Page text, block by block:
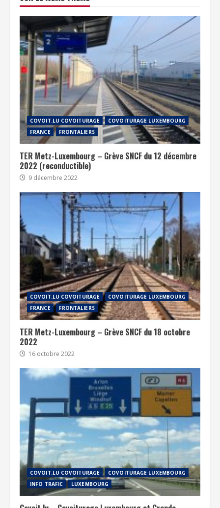
COVOIT.LU COVOITURAGE
COVOITURAGE LUXEMBOURG
FRANCE
FRONTALIERS
TER Metz-Luxembourg – Grève SNCF du 12 décembre
2022 (reconductible)
9 décembre 2022
COVOIT.LU COVOITURAGE
COVOITURAGE LUXEMBOURG
FRANCE
FRONTALIERS
TER Metz-Luxembourg – Grève SNCF du 18 octobre
2022
16 octobre 2022
COVOIT.LU COVOITURAGE
COVOITURAGE LUXEMBOURG
INFO TRAFIC
LUXEMBOURG